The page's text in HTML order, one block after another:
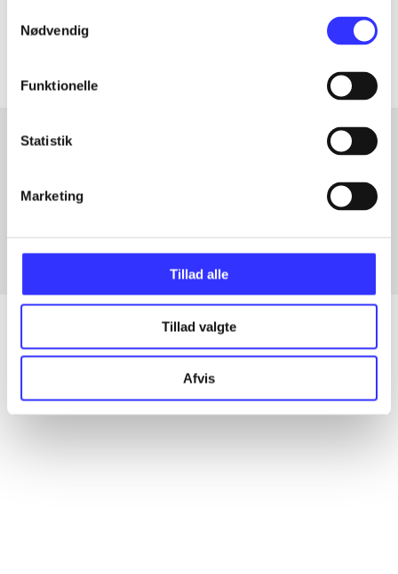
Nødvendig
Funktionelle
Statistik
Marketing
Tillad alle
Tillad valgte
Afvis
Artiklerne i
Fra
Alle registrerede artikler fordelt på udgivelser